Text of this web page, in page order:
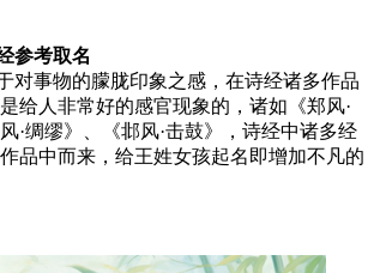
参考取名
对事物的朦胧印象之感，在诗经诸多作品
给人非常好的感官现象的，诸如《郑风·
·绸缪》、《邶风·击鼓》，诗经中诸多经
品中而来，给王姓女孩起名即增加不凡的